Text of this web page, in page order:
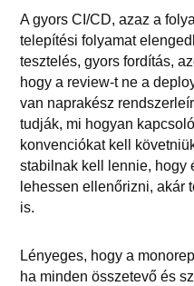
A gyors CI/CD, azaz a
telepítési folyamat
tesztelés, gyors fordítás,
hogy a review-t ne a
van naprakész
tudják, mi hogyan
konvenciókat kell
stabilnak kell lennie, hogy
lehessen ellenőrizni, akár
is.
Lényeges, hogy a
ha minden összetevő és